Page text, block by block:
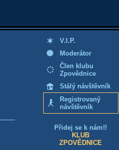
V.I.P.
Moderátor
Člen klubu
Zpovědnice
Stálý návštěvník
Registrovaný
návštěvník
Přidej se k nám!!
KLUB
ZPOVĚDNICE